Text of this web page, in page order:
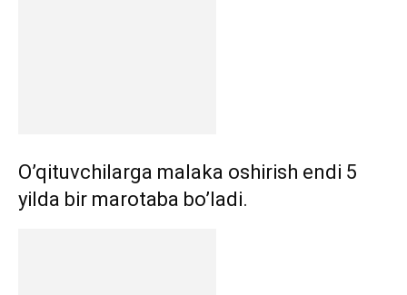
O’qituvchilarga malaka oshirish endi 5
yilda bir marotaba bo’ladi.